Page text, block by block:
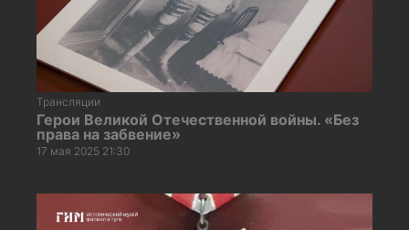
Трансляции
Герои Великой Отечественной войны. «Без
права на забвение»
17 мая 2025 21:30